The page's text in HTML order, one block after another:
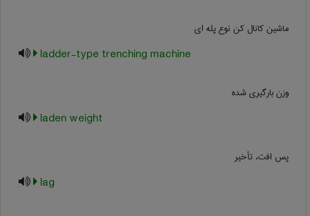
ماشین کانال کن نوع پله ای
ladder-type trenching machine
وزن بارگیری شده
laden weight
پس افت، تأخیر
lag